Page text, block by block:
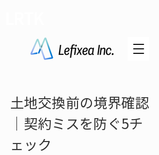
土地交換前の境界確認
｜契約ミスを防ぐ5チ
ェック